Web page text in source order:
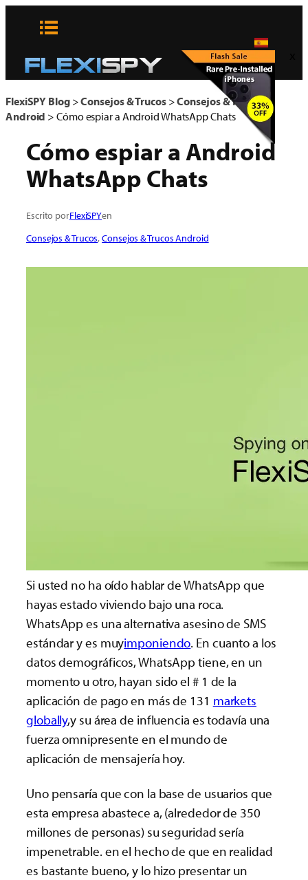
FlexiSPY Blog>Consejos & Trucos>Consejos & Trucos
Android >Cómo espiar a Android WhatsApp Chats
Cómo espiar a Android
WhatsApp Chats
Escrito porFlexiSPYen
Consejos & Trucos, Consejos & Trucos Android
Si usted no ha oído hablar de WhatsApp que
hayas estado viviendo bajo una roca.
WhatsApp es una alternativa asesino de SMS
estándar y es muyimponiendo. En cuanto a los
datos demográficos, WhatsApp tiene, en un
momento u otro, hayan sido el # 1 de la
aplicación de pago en más de 131 markets
globally,y su área de influencia es todavía una
fuerza omnipresente en el mundo de
aplicación de mensajería hoy.
Uno pensaría que con la base de usuarios que
esta empresa abastece a, (alrededor de 350
millones de personas) su seguridad sería
impenetrable. en el hecho de que en realidad
es bastante bueno, y lo hizo presentar un